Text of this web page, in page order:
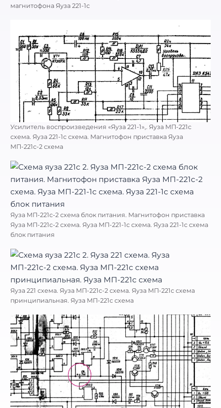
магнитофона Яуза 221-1с
Усилитель воспроизведения «Яуза 221-1»,. Яуза МП-221с
схема. Яуза 221-1с схема. Магнитофон приставка Яуза
МП-221с-2 схема
Яуза МП-221с-2 схема блок питания. Магнитофон приставка
Яуза МП-221с-2 схема. Яуза МП-221-1с схема. Яуза 221-1с схема
блок питания
Яуза 221 схема. Яуза МП-221с-2 схема. Яуза МП-221с схема
принципиальная. Яуза МП-221с схема